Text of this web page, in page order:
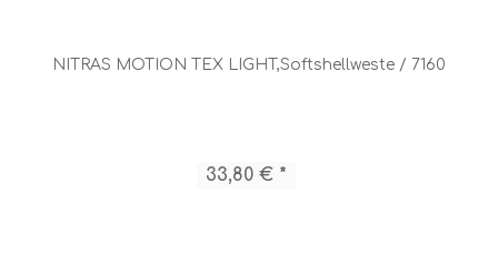
NITRAS MOTION TEX LIGHT,Softshellweste / 7160
33,80 € *